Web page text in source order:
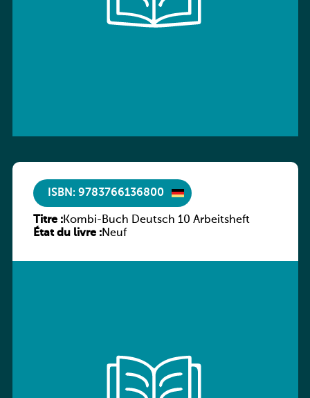
ISBN: 9783766136800
Titre :Kombi-Buch Deutsch 10 Arbeitsheft
État du livre :Neuf